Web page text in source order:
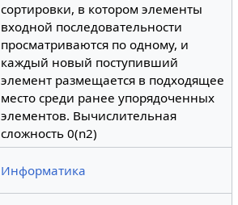
сортировки, в котором элементы
входной последовательности
просматриваются по одному, и
каждый новый поступивший
элемент размещается в подходящее
место среди ранее упорядоченных
элементов. Вычислительная
сложность 0(n2)
Информатика